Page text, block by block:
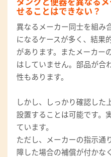
せることはできない？
異なるメーカー同士を組み
になるケースが多く、結果
があります。またメーカー
はしていません。部品が合
性もあります。
しかし、しっかり確認した
設置することは可能です。
ています。
ただし、メーカーの指示通
障した場合の補償が付かな